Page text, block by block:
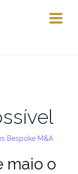
Bespoke M&A
maio o